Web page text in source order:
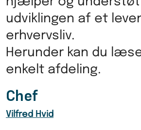
udviklingen af et
erhvervsliv.
Herunder kan du
enkelt afdeling.
Chef
Vilfred Hvid